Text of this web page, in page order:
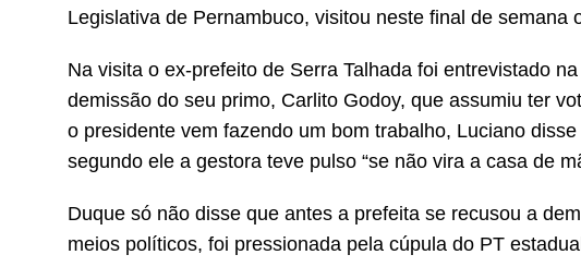
Legislativa de Pernambuco, visitou neste final de
Na visita o ex-prefeito de Serra Talhada foi entrevistado
demissão do seu primo, Carlito Godoy, que assumiu ter
o presidente vem fazendo um bom trabalho, Luciano
segundo ele a gestora teve pulso “se não vira a casa de
Duque só não disse que antes a prefeita se recusou a
meios políticos, foi pressionada pela cúpula do PT